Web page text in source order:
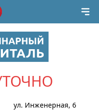
ул. Инженерная, 6